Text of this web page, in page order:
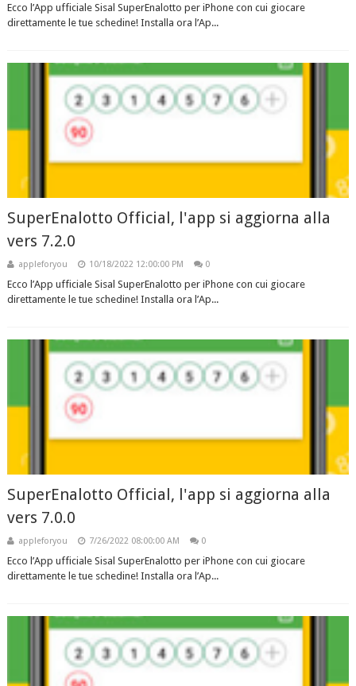
Ecco l’App ufficiale Sisal SuperEnalotto per iPhone con cui giocare
direttamente le tue schedine! Installa ora l’Ap...
SuperEnalotto Official, l'app si aggiorna alla
vers 7.2.0
appleforyou 10/18/2022 12:00:00 PM 0
Ecco l’App ufficiale Sisal SuperEnalotto per iPhone con cui giocare
direttamente le tue schedine! Installa ora l’Ap...
SuperEnalotto Official, l'app si aggiorna alla
vers 7.0.0
appleforyou 7/26/2022 08:00:00 AM 0
Ecco l’App ufficiale Sisal SuperEnalotto per iPhone con cui giocare
direttamente le tue schedine! Installa ora l’Ap...